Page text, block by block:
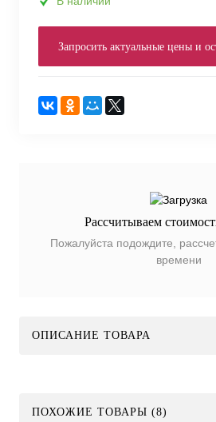
Запросить актуальные цены и
Рассчитываем
Пожалуйста подождите,
времени
ОПИСАНИЕ ТОВАРА
ПОХОЖИЕ ТОВАРЫ (8)